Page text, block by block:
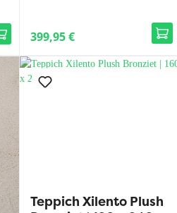
399,95 €
Teppich Xilento Plush